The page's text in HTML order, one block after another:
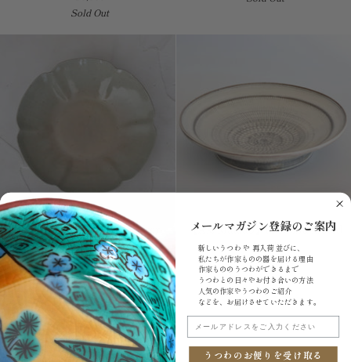
Sold Out
【Aki
Matsuo】
Round
flower-
shaped
plate
【Aki Matsuo】Round flower-
shaped 5sun plate
¥2,750
Sold Out
【Aki
Mishima
footed
bowl
【Aki Matsuo】Mishima footed
bowl
¥25,300
Sold Out
メールマガジン登録のご案内
新しいうつわ や 再入荷 並びに、
私たちが作家ものの器を届ける理由
作家もののうつわができるまで
うつわとの日々やお付き合いの方法
人気の作家やうつわのご紹介
などを、お届けさせていただきます。
メールアドレスをご入力ください
うつわのお便りを受け取る